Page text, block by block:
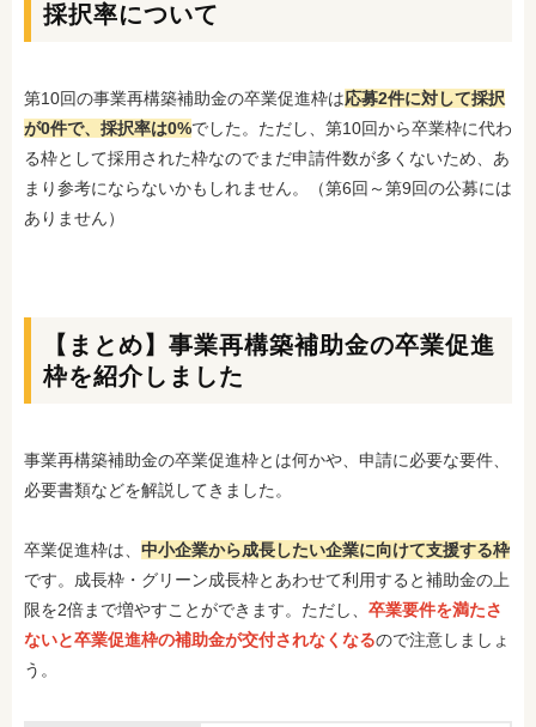
採択率について
第10回の事業再構築補助金の卒業促進枠は応募2件に対して採択
が0件で、採択率は0%でした。ただし、第10回から卒業枠に代わ
る枠として採用された枠なのでまだ申請件数が多くないため、あ
まり参考にならないかもしれません。（第6回～第9回の公募には
ありません）
【まとめ】事業再構築補助金の卒業促進
枠を紹介しました
事業再構築補助金の卒業促進枠とは何かや、申請に必要な要件、
必要書類などを解説してきました。
卒業促進枠は、 中小企業から成長したい企業に向けて支援する枠
です。成長枠・グリーン成長枠とあわせて利用すると補助金の上
限を2倍まで増やすことができます。ただし、 卒業要件を満たさ
ないと卒業促進枠の補助金が交付されなくなるので注意しましょ
う。